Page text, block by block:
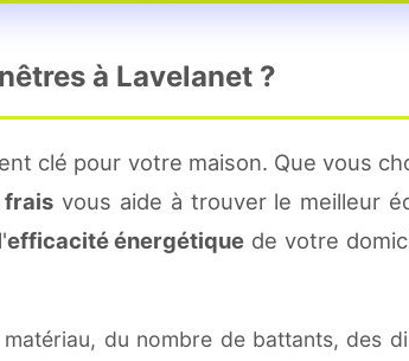
à Lavelanet ?
clé pour votre maison. Que vous
frais vous aide à trouver le meilleur
efficacité énergétique de votre
matériau, du nombre de battants, des